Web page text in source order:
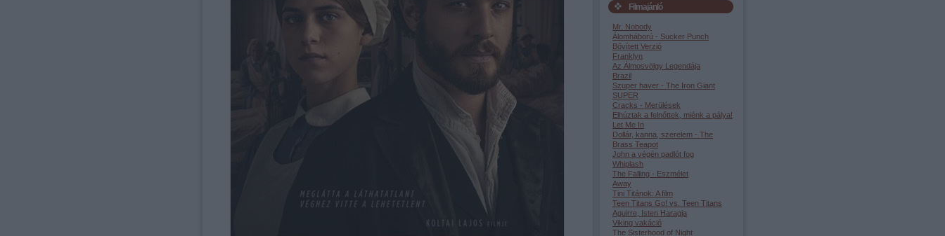
Filmajánló
Mr. Nobody
Álomháború - Sucker Punch
Bővített Verzió
Franklyn
Az Álmosvölgy Legendája
Brazil
Szuper haver - The Iron Giant
SUPER
Cracks - Merülések
Elhúztak a felnőttek, miénk a pálya!
Let Me In
Dollár, kanna, szerelem - The
Brass Teapot
John a végén padlót fog
Whiplash
The Falling - Eszmélet
Away
Tini Titánok: A film
Teen Titans Go! vs. Teen Titans
Aguirre, Isten Haragja
Viking vakáció
The Sisterhood of Night